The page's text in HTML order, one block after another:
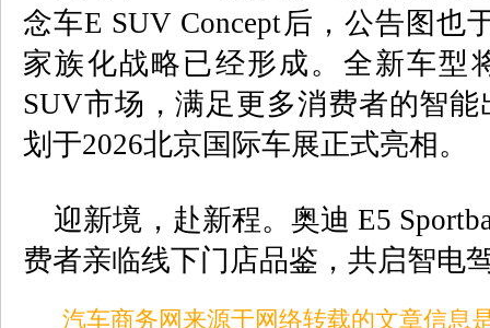
念车E SUV Concept后，公告图也
家族化战略已经形成。全新车型
SUV市场，满足更多消费者的智
划于2026北京国际车展正式亮相。
迎新境，赴新程。奥迪 E5
费者亲临线下门店品鉴，共启智电
汽车商务网来源于网络转载的文章信息